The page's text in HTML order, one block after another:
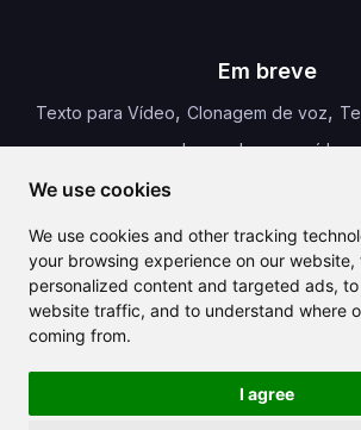
We use cookies
We use cookies and other tracking
your browsing experience on our website,
personalized content and targeted ads,
website traffic, and to understand where
coming from.
I agree
Em breve
Texto para Vídeo, Clonagem de voz,
Legendas para vídeo
CLAILA combina todas as melhores
disponíveis